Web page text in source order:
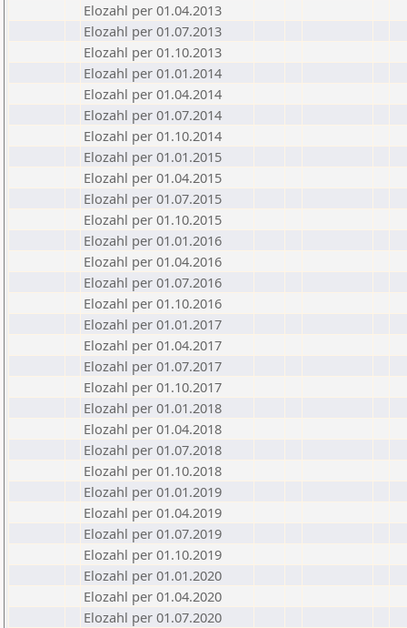
Elozahl per 01.04.2013
Elozahl per 01.07.2013
Elozahl per 01.10.2013
Elozahl per 01.01.2014
Elozahl per 01.04.2014
Elozahl per 01.07.2014
Elozahl per 01.10.2014
Elozahl per 01.01.2015
Elozahl per 01.04.2015
Elozahl per 01.07.2015
Elozahl per 01.10.2015
Elozahl per 01.01.2016
Elozahl per 01.04.2016
Elozahl per 01.07.2016
Elozahl per 01.10.2016
Elozahl per 01.01.2017
Elozahl per 01.04.2017
Elozahl per 01.07.2017
Elozahl per 01.10.2017
Elozahl per 01.01.2018
Elozahl per 01.04.2018
Elozahl per 01.07.2018
Elozahl per 01.10.2018
Elozahl per 01.01.2019
Elozahl per 01.04.2019
Elozahl per 01.07.2019
Elozahl per 01.10.2019
Elozahl per 01.01.2020
Elozahl per 01.04.2020
Elozahl per 01.07.2020